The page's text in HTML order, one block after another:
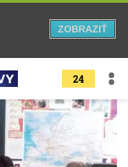
24
ZOBRAZIŤ